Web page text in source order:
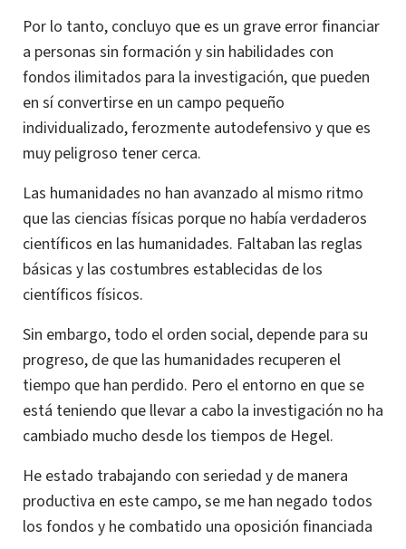
Por lo tanto, concluyo que es un grave error financiar
a personas sin formación y sin habilidades con
fondos ilimitados para la investigación, que pueden
en sí convertirse en un campo pequeño
individualizado, ferozmente autodefensivo y que es
muy peligroso tener cerca.
Las humanidades no han avanzado al mismo ritmo
que las ciencias físicas porque no había verdaderos
científicos en las humanidades. Faltaban las reglas
básicas y las costumbres establecidas de los
científicos físicos.
Sin embargo, todo el orden social, depende para su
progreso, de que las humanidades recuperen el
tiempo que han perdido. Pero el entorno en que se
está teniendo que llevar a cabo la investigación no ha
cambiado mucho desde los tiempos de Hegel.
He estado trabajando con seriedad y de manera
productiva en este campo, se me han negado todos
los fondos y he combatido una oposición financiada